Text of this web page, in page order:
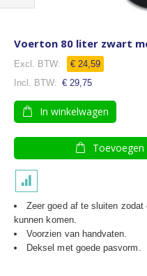
Voerton 80 liter zwart
€ 24,59
€ 29,75
In winkelwagen
Zeer goed af te sluiten zodat
kunnen komen.
Voorzien van handvaten.
Deksel met goede pasvorm.
Filteren